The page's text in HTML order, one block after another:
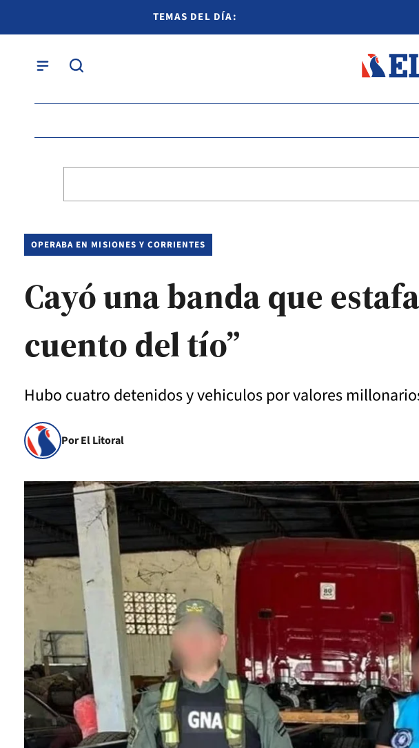
TEMAS DEL DÍA:
OPERABA EN MISIONES Y CORRIENTES
Cayó una banda que
cuento del tío”
Hubo cuatro detenidos y vehiculos por valores
Por El Litoral